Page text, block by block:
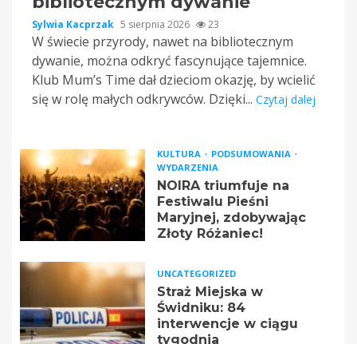
Sylwia Kacprzak 5 sierpnia 2026 23
W świecie przyrody, nawet na bibliotecznym
dywanie, można odkryć fascynujące tajemnice.
Klub Mum’s Time dał dzieciom okazję, by wcielić
się w rolę małych odkrywców. Dzięki... Czytaj dalej
KULTURA
PODSUMOWANIA
WYDARZENIA
NOIRA triumfuje na
Festiwalu Pieśni
Maryjnej, zdobywając
Złoty Różaniec!
UNCATEGORIZED
Straż Miejska w
Świdniku: 84
interwencje w ciągu
tygodnia